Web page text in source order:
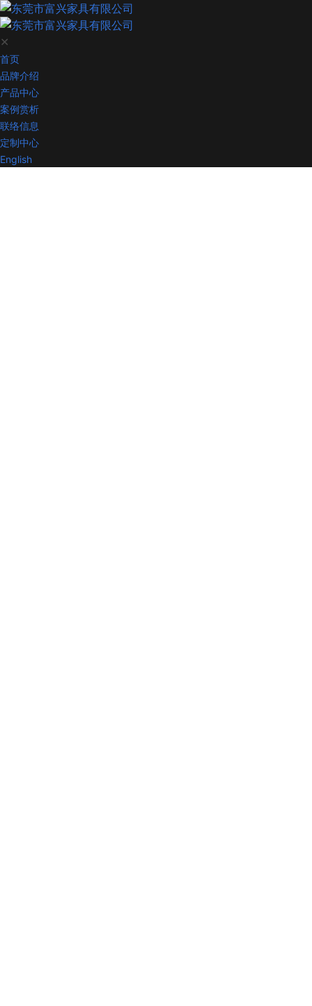
✕
首页
品牌介绍
产品中心
案例赏析
联络信息
定制中心
English